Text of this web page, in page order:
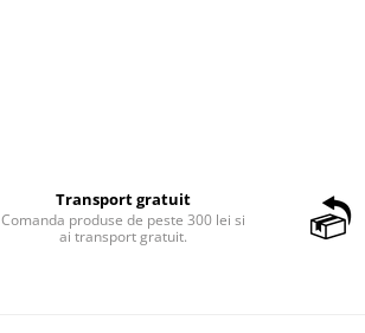
Transport gratuit
Comanda produse de peste 300 lei si
ai transport gratuit.